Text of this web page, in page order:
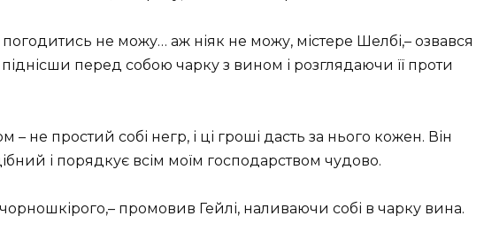
погодитись не можу… аж ніяк не можу, містере Шелбі,– озвався
перед собою чарку з вином і розглядаючи її проти
– не простий собі негр, і ці гроші дасть за нього кожен. Він
і порядкує всім моїм господарством чудово.
промовив Гейлі, наливаючи собі в чарку вина.